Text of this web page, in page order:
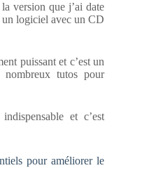
version que j’ai date
un logiciel avec un CD
puissant et c’est un
tutos pour
et c’est
pour améliorer le